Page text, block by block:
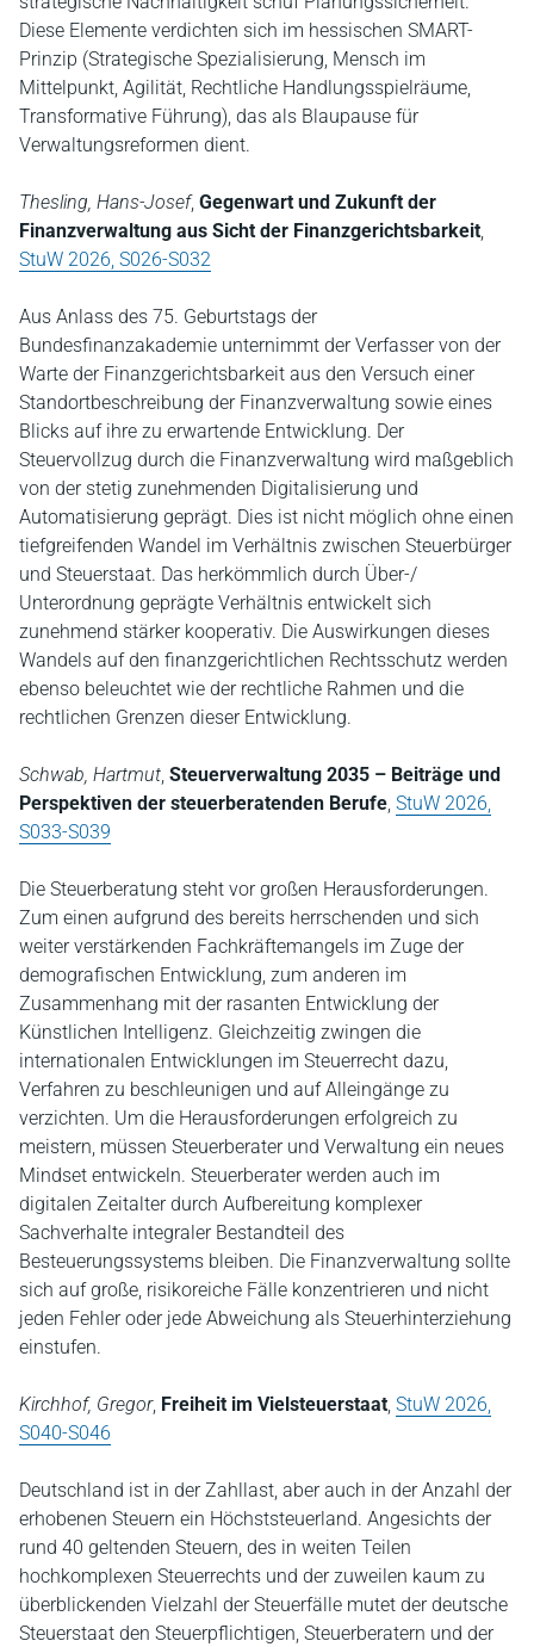
Diese Elemente verdichten sich im hessischen SMART-
Prinzip (Strategische Spezialisierung, Mensch im
Mittelpunkt, Agilität, Rechtliche Handlungsspielräume,
Transformative Führung), das als Blaupause für
Verwaltungsreformen dient.
Thesling, Hans-Josef, Gegenwart und Zukunft der
Finanzverwaltung aus Sicht der Finanzgerichtsbarkeit,
StuW 2026, S026-S032
Aus Anlass des 75. Geburtstags der
Bundesfinanzakademie unternimmt der Verfasser von der
Warte der Finanzgerichtsbarkeit aus den Versuch einer
Standortbeschreibung der Finanzverwaltung sowie eines
Blicks auf ihre zu erwartende Entwicklung. Der
Steuervollzug durch die Finanzverwaltung wird maßgeblich
von der stetig zunehmenden Digitalisierung und
Automatisierung geprägt. Dies ist nicht möglich ohne einen
tiefgreifenden Wandel im Verhältnis zwischen Steuerbürger
und Steuerstaat. Das herkömmlich durch Über-/
Unterordnung geprägte Verhältnis entwickelt sich
zunehmend stärker kooperativ. Die Auswirkungen dieses
Wandels auf den finanzgerichtlichen Rechtsschutz werden
ebenso beleuchtet wie der rechtliche Rahmen und die
rechtlichen Grenzen dieser Entwicklung.
Schwab, Hartmut, Steuerverwaltung 2035 – Beiträge und
Perspektiven der steuerberatenden Berufe, StuW 2026,
S033-S039
Die Steuerberatung steht vor großen Herausforderungen.
Zum einen aufgrund des bereits herrschenden und sich
weiter verstärkenden Fachkräftemangels im Zuge der
demografischen Entwicklung, zum anderen im
Zusammenhang mit der rasanten Entwicklung der
Künstlichen Intelligenz. Gleichzeitig zwingen die
internationalen Entwicklungen im Steuerrecht dazu,
Verfahren zu beschleunigen und auf Alleingänge zu
verzichten. Um die Herausforderungen erfolgreich zu
meistern, müssen Steuerberater und Verwaltung ein neues
Mindset entwickeln. Steuerberater werden auch im
digitalen Zeitalter durch Aufbereitung komplexer
Sachverhalte integraler Bestandteil des
Besteuerungssystems bleiben. Die Finanzverwaltung sollte
sich auf große, risikoreiche Fälle konzentrieren und nicht
jeden Fehler oder jede Abweichung als Steuerhinterziehung
einstufen.
Kirchhof, Gregor, Freiheit im Vielsteuerstaat, StuW 2026,
S040-S046
Deutschland ist in der Zahllast, aber auch in der Anzahl der
erhobenen Steuern ein Höchststeuerland. Angesichts der
rund 40 geltenden Steuern, des in weiten Teilen
hochkomplexen Steuerrechts und der zuweilen kaum zu
überblickenden Vielzahl der Steuerfälle mutet der deutsche
Steuerstaat den Steuerpflichtigen, Steuerberatern und der